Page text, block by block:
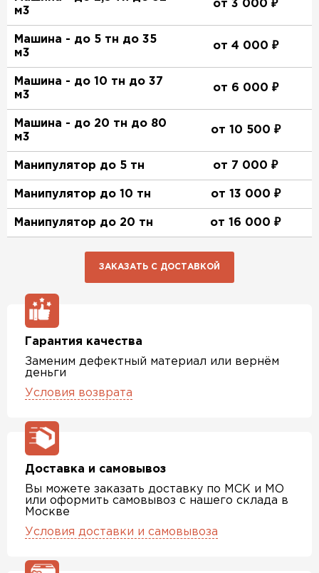
м3
от 3 000 ₽
Машина - до 5 тн до 35
м3
от 4 000 ₽
Машина - до 10 тн до 37
м3
от 6 000 ₽
Машина - до 20 тн до 80
м3
от 10 500 ₽
Манипулятор до 5 тн от 7 000 ₽
Манипулятор до 10 тн от 13 000 ₽
Манипулятор до 20 тн от 16 000 ₽
ЗАКАЗАТЬ С ДОСТАВКОЙ
Гарантия качества
Заменим дефектный материал или вернём
деньги
Условия возврата
Доставка и самовывоз
Вы можете заказать доставку по МСК и МО
или оформить самовывоз с нашего склада в
Москве
Условия доставки и самовывоза